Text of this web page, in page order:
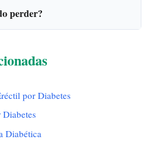
perder?
por Diabetes
Diabética